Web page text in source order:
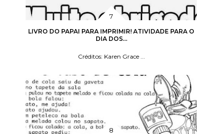
LIVRO DO PAPAI PARA IMPRIMIR! ATIVIDADE PARA O
DIA DOS...
Créditos: Karen Grace ...